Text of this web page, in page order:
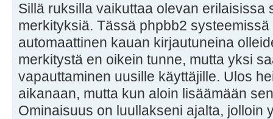
Sillä ruksilla vaikuttaa olevan erilaisissa
merkityksiä. Tässä phpbb2
automaattinen kauan kirjautuneina
merkitystä en oikein tunne, mutta yksi
vapauttaminen uusille käyttäjille. Ulos
aikanaan, mutta kun aloin lisäämään
Ominaisuus on luullakseni ajalta, jolloin